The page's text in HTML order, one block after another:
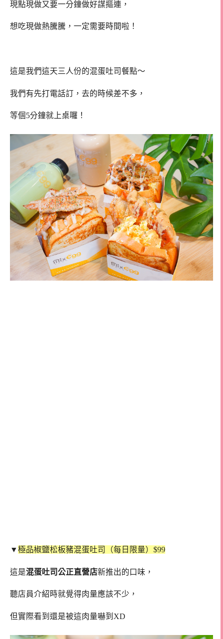
現點現做又要一分鐘做好謀摳連，
想吃現做熱騰騰，一定需要時間啦！
這是我們這天三人份的混蛋吐司餐點～
我們有先打電話訂，去的時候差不多，
等個5分鐘就上桌囉！
▼極品椒鹽松板豬混蛋吐司（每日限量）$99
這是混蛋吐司公正直營店新推出的口味，
聽店員介紹時就覺得肉量應該不少，
但實際看到還是被這肉量嚇到XD